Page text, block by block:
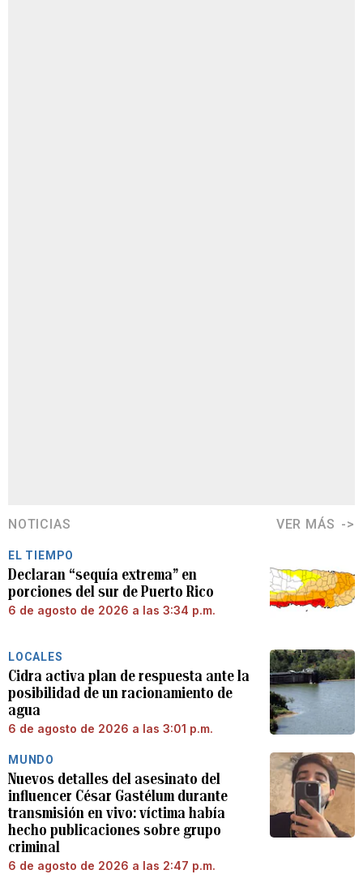
NOTICIAS VER MÁS
EL TIEMPO
Declaran “sequía extrema” en
porciones del sur de Puerto Rico
6 de agosto de 2026 a las 3:34 p.m.
LOCALES
Cidra activa plan de respuesta ante la
posibilidad de un racionamiento de
agua
6 de agosto de 2026 a las 3:01 p.m.
MUNDO
Nuevos detalles del asesinato del
influencer César Gastélum durante
transmisión en vivo: víctima había
hecho publicaciones sobre grupo
criminal
6 de agosto de 2026 a las 2:47 p.m.